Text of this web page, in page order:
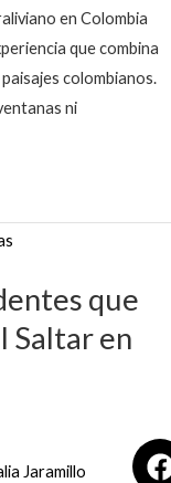
en Colombia
que combina
colombianos.
ni
que
Saltar en
Jaramillo